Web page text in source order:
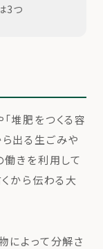
3つ
堆肥をつくる容
出る生ごみや
きを利用して
から伝わる大
によって分解さ